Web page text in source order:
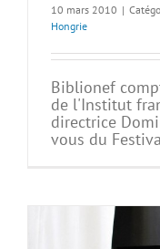
10 mars 2010 |
Hongrie
Biblionef
de l'Institut
directrice
vous du